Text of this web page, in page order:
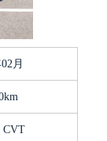
月
CVT